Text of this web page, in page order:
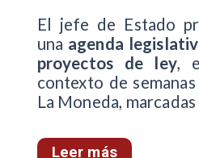
El jefe de Estado
una agenda
proyectos de ley,
contexto de
La Moneda,
Leer más